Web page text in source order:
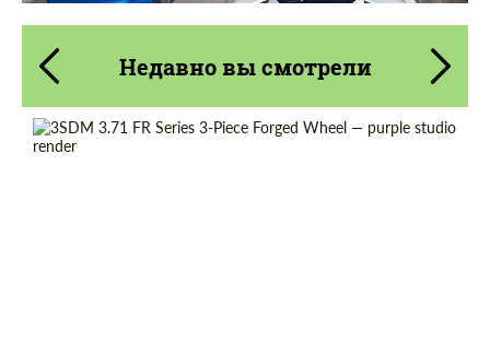
Недавно вы смотрели